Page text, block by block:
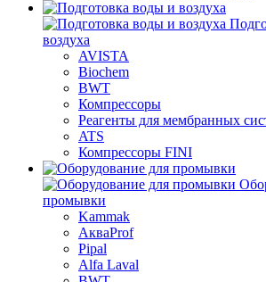
воздуха
AVISTA
Biochem
BWT
Компрессоры
Реагенты для мембранных
ATS
Компрессоры FINI
промывки
Kammak
АкваProf
Pipal
Alfa Laval